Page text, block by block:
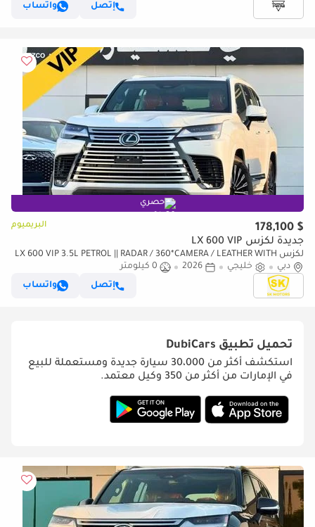
إتصل
واتساب
حصري
$ 178,100 البريميوم
جديدة لكزس LX 600 VIP
لكزس LX 600 VIP 3.5L PETROL || RADAR / 360*CAMERA / LEATHER WITH
PWR SEATS / SUNROOF / REAR ENTERTAINMENT SCREEN
دبي خليجي 2026
0 كيلومتر
إتصل
واتساب
تحميل تطبيق DubiCars
استكشف أكثر من 30،000 سيارة جديدة ومستعملة للبيع
في الإمارات من أكثر من 350 وكيل معتمد.